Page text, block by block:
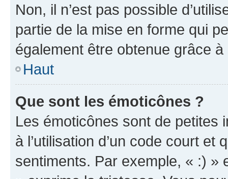
Non, il n’est pas possible
partie de la mise en forme qui
également être obtenue grâce à
Haut
Que sont les émoticônes ?
Les émoticônes sont de petites
à l’utilisation d’un code court et
sentiments. Par exemple, « :) »